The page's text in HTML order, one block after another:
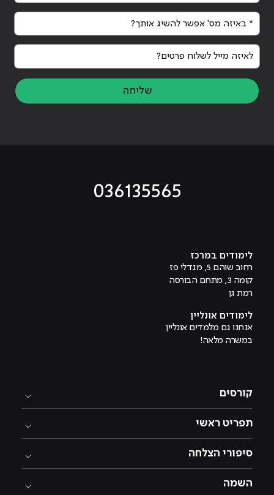
* באיזה מס' אפשר להשיג אותך?
לאיזה מייל לשלוח פרטים?
שליחה
036135565
לימודים במרכז
רחוב שוהם 5, מגדלי פז
קומה 3, מתחם הבורסה
רמת גן
לימודים אונליין
אנחנו גם מלמדים אונליין
במשרה מלאה!
קורסים
תפריט ראשי
סיפורי הצלחה
השמה